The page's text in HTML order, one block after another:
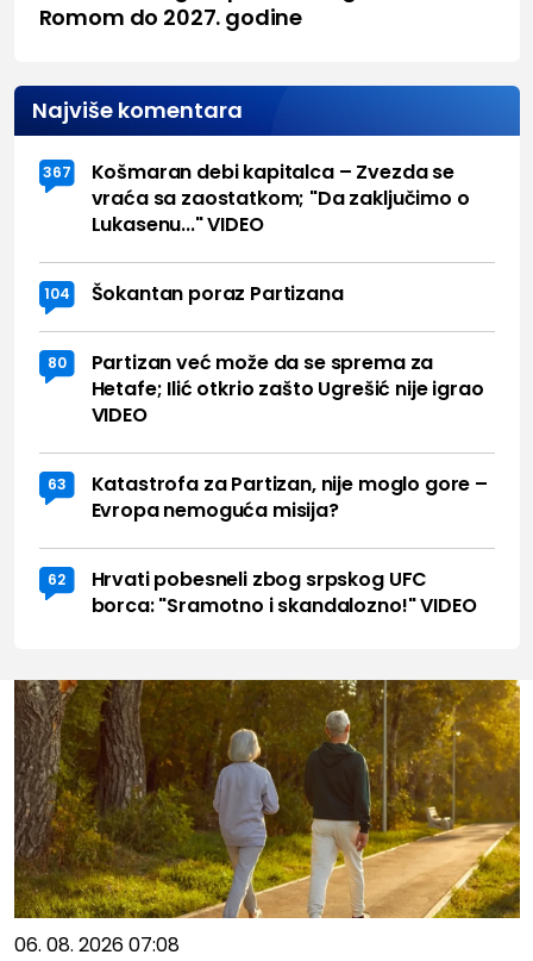
Romom do 2027. godine
Najviše komentara
367
Košmaran debi kapitalca – Zvezda se
vraća sa zaostatkom; "Da zaključimo o
Lukasenu..." VIDEO
104 Šokantan poraz Partizana
80
Partizan već može da se sprema za
Hetafe; Ilić otkrio zašto Ugrešić nije igrao
VIDEO
63
Katastrofa za Partizan, nije moglo gore –
Evropa nemoguća misija?
62
Hrvati pobesneli zbog srpskog UFC
borca: "Sramotno i skandalozno!" VIDEO
06. 08. 2026 07:08